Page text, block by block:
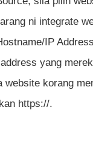
ni integrate
IP
yang
website korang
https://.